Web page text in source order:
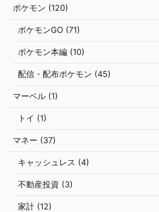
ポケモン (120)
ポケモンGO (71)
ポケモン本編 (10)
配信・配布ポケモン (45)
マーベル (1)
トイ (1)
マネー (37)
キャッシュレス (4)
不動産投資 (3)
家計 (12)